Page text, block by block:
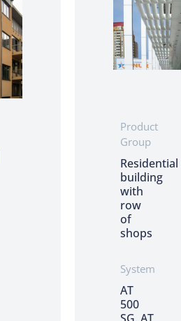
Product
Group
Residential
building
with
row
of
shops
System
AT
500